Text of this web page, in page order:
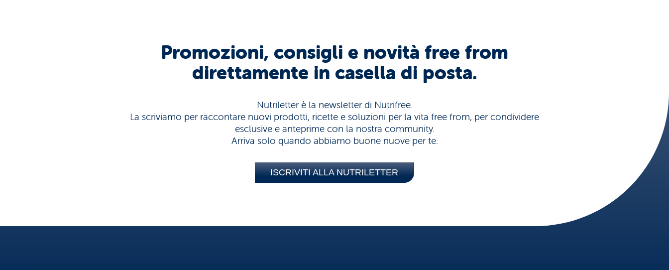
Promozioni, consigli e novità free from
direttamente in casella di posta.
Nutriletter è la newsletter di Nutrifree.
La scriviamo per raccontare nuovi prodotti, ricette e soluzioni per la vita free from, per condividere
esclusive e anteprime con la nostra community.
Arriva solo quando abbiamo buone nuove per te.
ISCRIVITI ALLA NUTRILETTER